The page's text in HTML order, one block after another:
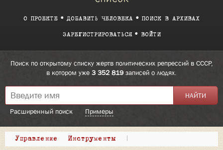
О ПРОЕКТЕ ДОБАВИТЬ ЧЕЛОВЕКА ПОИСК В АРХИВАХ
ЗАРЕГИСТРИРОВАТЬСЯ ВОЙТИ
Поиск по открытому списку жертв политических репрессий в СССР,
в котором уже 3 352 819 записей о людях.
Расширенный поиск Примеры
Управление Инструменты |